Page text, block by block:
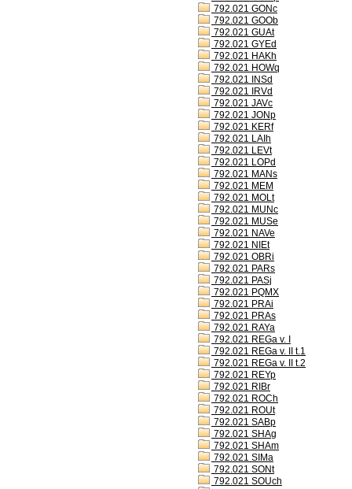
792.021 GONc
792.021 GOOb
792.021 GUAt
792.021 GYEd
792.021 HAKh
792.021 HOWq
792.021 INSd
792.021 IRVd
792.021 JAVc
792.021 JONp
792.021 KERf
792.021 LAIh
792.021 LEVt
792.021 LOPd
792.021 MANs
792.021 MEM
792.021 MOLt
792.021 MUNc
792.021 MUSe
792.021 NAVe
792.021 NIEt
792.021 OBRi
792.021 PARs
792.021 PASj
792.021 PQMX
792.021 PRAi
792.021 PRAs
792.021 RAYa
792.021 REGa v. I
792.021 REGa v. II t.1
792.021 REGa v. II t.2
792.021 REYp
792.021 RIBr
792.021 ROCh
792.021 ROUt
792.021 SABp
792.021 SHAg
792.021 SHAm
792.021 SIMa
792.021 SONt
792.021 SOUch